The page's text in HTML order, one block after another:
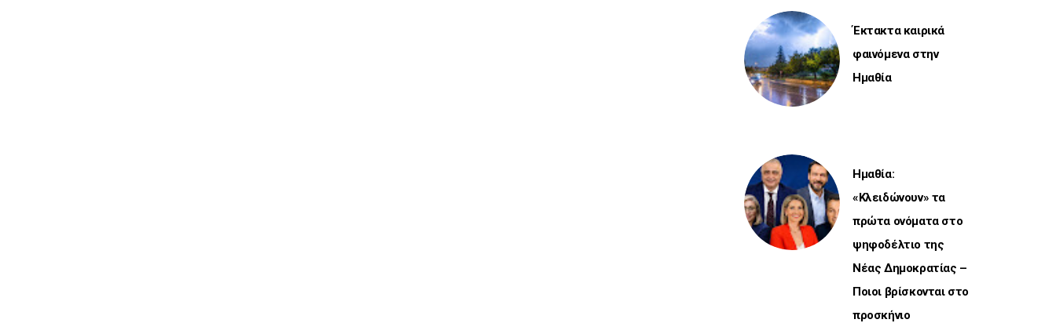
Έκτακτα καιρικά
φαινόμενα στην
Ημαθία
Ημαθία:
«Κλειδώνουν» τα
πρώτα ονόματα στο
ψηφοδέλτιο της
Νέας Δημοκρατίας –
Ποιοι βρίσκονται στο
προσκήνιο